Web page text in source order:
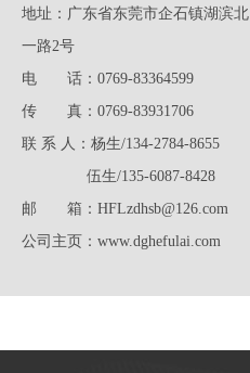
地址：广东省东莞市企石镇湖滨北
一路2号
电 话：0769-83364599
传 真：0769-83931706
联 系 人：杨生/134-2784-8655
伍生/135-6087-8428
邮 箱：HFLzdhsb@126.com
公司主页：www.dghefulai.com